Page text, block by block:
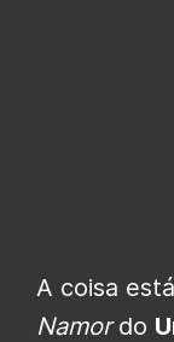
A coisa
Namordo